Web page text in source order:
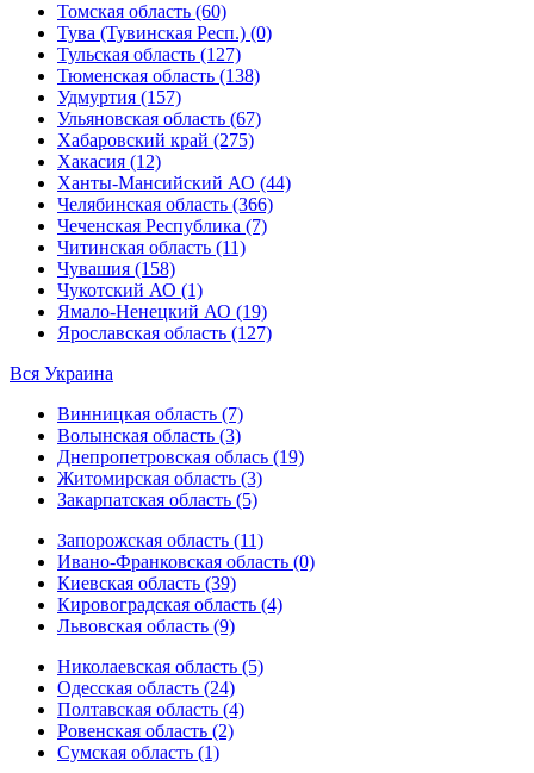
Томская область (60)
Тува (Тувинская Респ.) (0)
Тульская область (127)
Тюменская область (138)
Удмуртия (157)
Ульяновская область (67)
Хабаровский край (275)
Хакасия (12)
Ханты-Мансийский АО (44)
Челябинская область (366)
Чеченская Республика (7)
Читинская область (11)
Чувашия (158)
Чукотский АО (1)
Ямало-Ненецкий АО (19)
Ярославская область (127)
Вся Украина
Винницкая область (7)
Волынская область (3)
Днепропетровская облась (19)
Житомирская область (3)
Закарпатская область (5)
Запорожская область (11)
Ивано-Франковская область (0)
Киевская область (39)
Кировоградская область (4)
Львовская область (9)
Николаевская область (5)
Одесская область (24)
Полтавская область (4)
Ровенская область (2)
Сумская область (1)